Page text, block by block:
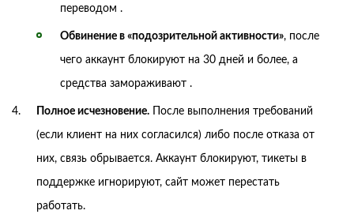
переводом .
Обвинение в «подозрительной активности», после
чего аккаунт блокируют на 30 дней и более, а
средства замораживают .
Полное исчезновение. После выполнения требований
(если клиент на них согласился) либо после отказа от
них, связь обрывается. Аккаунт блокируют, тикеты в
поддержке игнорируют, сайт может перестать
работать.